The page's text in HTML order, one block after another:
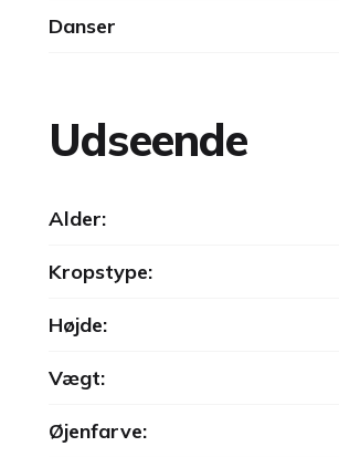
Danser
Udseende
Alder:
Kropstype:
Højde:
Vægt:
Øjenfarve: